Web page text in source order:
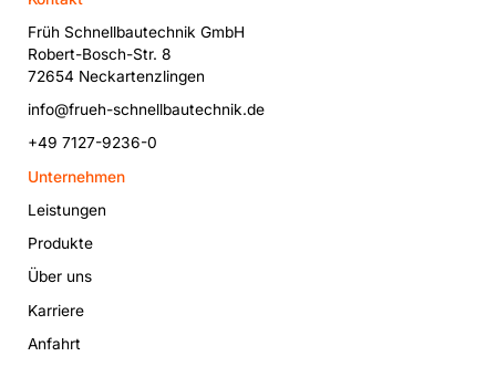
Früh Schnellbautechnik GmbH
Robert-Bosch-Str. 8
72654 Neckartenzlingen
info@frueh-schnellbautechnik.de
+49 7127-9236-0
Unternehmen
Leistungen
Produkte
Über uns
Karriere
Anfahrt